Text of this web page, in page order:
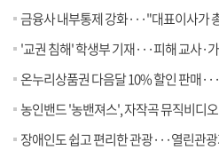
금융사 내부통제 강화···"대표이사가
'교권 침해' 학생부 기재···피해 교사·
온누리상품권 다음달 10% 할인 판매···1
농인밴드 '농밴져스', 자작곡 뮤직비디
장애인도 쉽고 편리한 관광···열린관